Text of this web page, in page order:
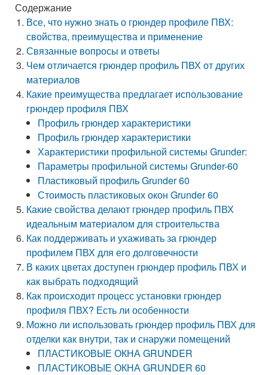
Содержание
Все, что нужно знать о грюндер профиле ПВХ:
свойства, преимущества и применение
Связанные вопросы и ответы
Чем отличается грюндер профиль ПВХ от других
материалов
Какие преимущества предлагает использование
грюндер профиля ПВХ
Профиль грюндер характеристики
Профиль грюндер характеристики
Характеристики профильной системы Grunder:
Параметры профильной системы Grunder-60
Пластиковый профиль Grunder 60
Стоимость пластиковых окон Grunder 60
Какие свойства делают грюндер профиль ПВХ
идеальным материалом для строительства
Как поддерживать и ухаживать за грюндер
профилем ПВХ для его долговечности
В каких цветах доступен грюндер профиль ПВХ и
как выбрать подходящий
Как происходит процесс установки грюндер
профиля ПВХ? Есть ли особенности
Можно ли использовать грюндер профиль ПВХ для
отделки как внутри, так и снаружи помещений
ПЛАСТИКОВЫЕ ОКНА GRUNDER
ПЛАСТИКОВЫЕ ОКНА GRUNDER 60